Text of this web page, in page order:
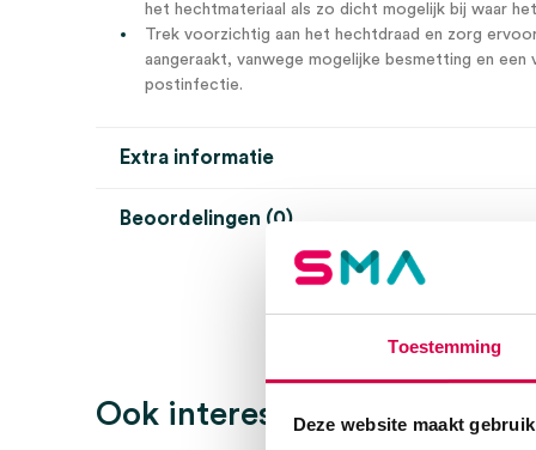
Toestemming
Deze website maakt
het hechtmateriaal als zo dicht mogelijk bij waar
Trek voorzichtig aan het hechtdraad en zorg
aangeraakt, vanwege mogelijke besmetting en
postinfectie.
Extra informatie
6.5cm
steriel
Beoordelingen (0)
Ook interessant